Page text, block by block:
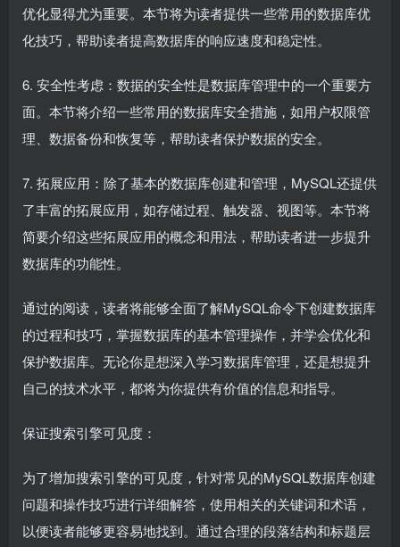
优化显得尤为重要。本节将为读者提供一些常用的数据库优
化技巧，帮助读者提高数据库的响应速度和稳定性。
6. 安全性考虑：数据的安全性是数据库管理中的一个重要方
面。本节将介绍一些常用的数据库安全措施，如用户权限管
理、数据备份和恢复等，帮助读者保护数据的安全。
7. 拓展应用：除了基本的数据库创建和管理，MySQL还提供
了丰富的拓展应用，如存储过程、触发器、视图等。本节将
简要介绍这些拓展应用的概念和用法，帮助读者进一步提升
数据库的功能性。
通过的阅读，读者将能够全面了解MySQL命令下创建数据库
的过程和技巧，掌握数据库的基本管理操作，并学会优化和
保护数据库。无论你是想深入学习数据库管理，还是想提升
自己的技术水平，都将为你提供有价值的信息和指导。
保证搜索引擎可见度：
为了增加搜索引擎的可见度，针对常见的MySQL数据库创建
问题和操作技巧进行详细解答，使用相关的关键词和术语，
以便读者能够更容易地找到。通过合理的段落结构和标题层